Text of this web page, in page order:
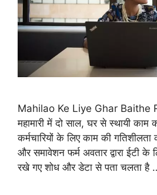
Mahilao Ke Liye Ghar Baithe
महामारी में दो साल, घर से स्थायी काम
कर्मचारियों के लिए काम की गतिशीलता
और समावेशन फर्म अवतार द्वारा ईटी
रखे गए शोध और डेटा से पता चलता है